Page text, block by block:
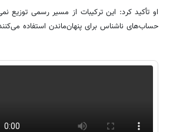
او تأکید کرد: این ترکیبات از مسیر رسمی توزیع
حساب‌های ناشناس برای پنهان‌ماندن استفاده